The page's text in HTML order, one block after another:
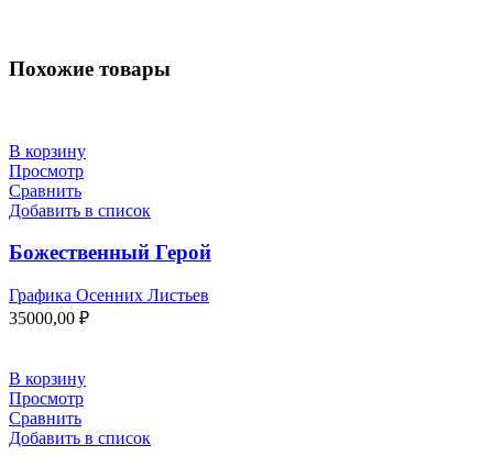
Похожие товары
В корзину
Просмотр
Сравнить
Добавить в список
Божественный Герой
Графика Осенних Листьев
35000,00 ₽
В корзину
Просмотр
Сравнить
Добавить в список